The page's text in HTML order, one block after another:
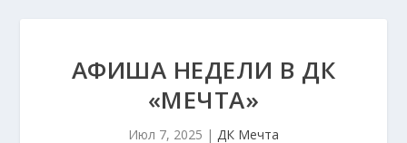
АФИША НЕДЕЛИ В ДК
«МЕЧТА»
Июл 7, 2025 | ДК Мечта